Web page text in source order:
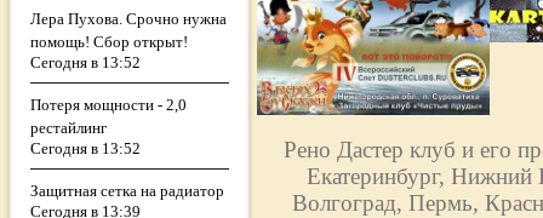
Лера Пухова. Срочно нужна
помощь! Сбор открыт!
Сегодня в 13:52
Потеря мощности - 2,0
рестайлинг
Сегодня в 13:52
Защитная сетка на радиатор
Сегодня в 13:39
Рено Дастер клуб и его
Екатеринбург, Нижний
Волгоград, Пермь,